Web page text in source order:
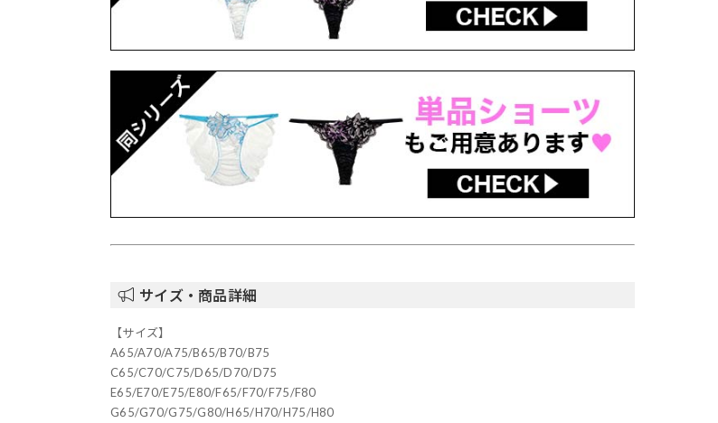
サイズ・商品詳細
【サイズ】
A65/A70/A75/B65/B70/B75
C65/C70/C75/D65/D70/D75
E65/E70/E75/E80/F65/F70/F75/F80
G65/G70/G75/G80/H65/H70/H75/H80